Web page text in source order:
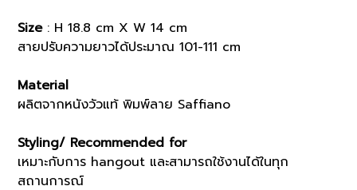
Size: H 18.8 cm X W 14 cm
สายปรับความยาวได้ประมาณ 101-111 cm
Material
ผลิตจากหนังวัวแท้ พิมพ์ลาย Saffiano
Styling/ Recommended for
เหมาะกับการ hangout และสามารถใช้งานได้ในทุก
สถานการณ์